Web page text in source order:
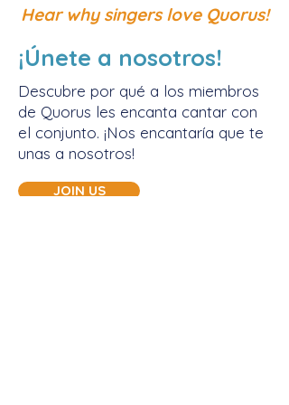
Hear why singers love Quorus!
¡Únete a nosotros!
Descubre por qué a los miembros
de Quorus les encanta cantar con
el conjunto. ¡Nos encantaría que te
unas a nosotros!
JOIN US